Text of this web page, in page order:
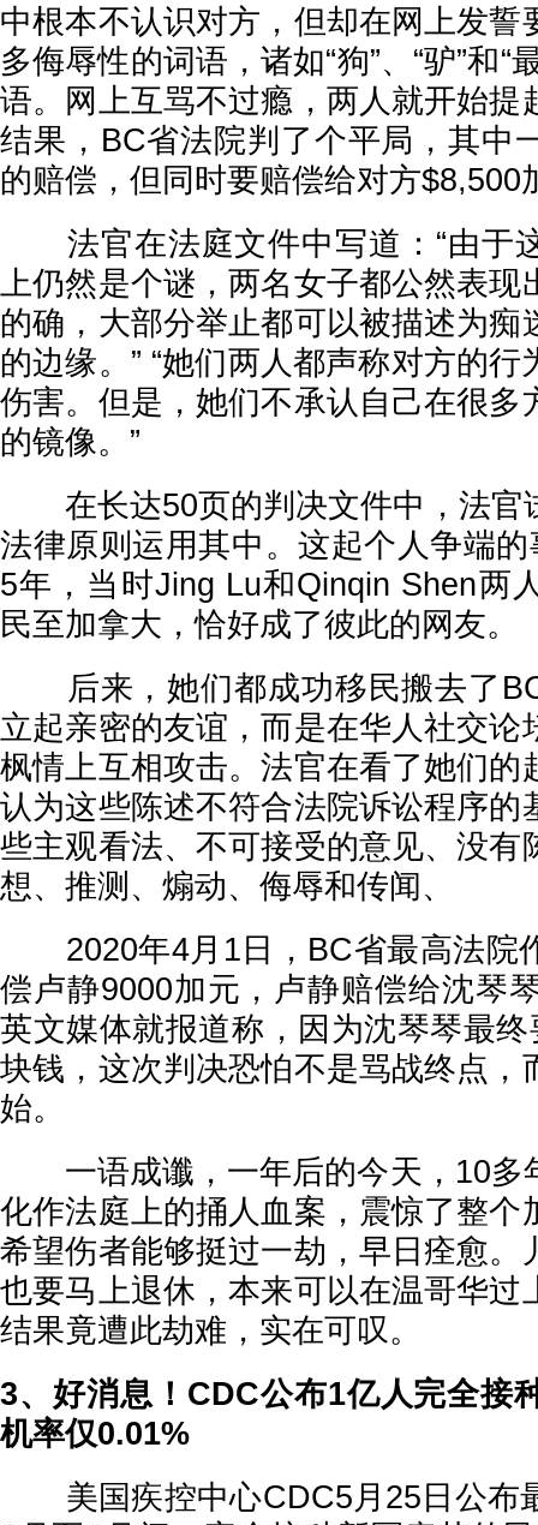
中根本不认识对方，但却在网上发誓
多侮辱性的词语，诸如“狗”、“驴”和“
语。网上互骂不过瘾，两人就开始提
结果，BC省法院判了个平局，其中
的赔偿，但同时要赔偿给对方$8,500
法官在法庭文件中写道：“由于
上仍然是个谜，两名女子都公然表现
的确，大部分举止都可以被描述为痴
的边缘。” “她们两人都声称对方的
伤害。但是，她们不承认自己在很多
的镜像。”
在长达50页的判决文件中，法官
法律原则运用其中。这起个人争端
5年，当时Jing Lu和Qinqin Shen两
民至加拿大，恰好成了彼此的网友。
后来，她们都成功移民搬去了
立起亲密的友谊，而是在华人社交论
枫情上互相攻击。法官在看了她们的
认为这些陈述不符合法院诉讼程序的
些主观看法、不可接受的意见、没有
想、推测、煽动、侮辱和传闻、
2020年4月1日，BC省最高法院
偿卢静9000加元，卢静赔偿给沈琴
英文媒体就报道称，因为沈琴琴最
块钱，这次判决恐怕不是骂战终点，
始。
一语成谶，一年后的今天，10多
化作法庭上的捅人血案，震惊了整个
希望伤者能够挺过一劫，早日痊愈。
也要马上退休，本来可以在温哥华过
结果竟遭此劫难，实在可叹。
3、好消息！CDC公布1亿人完全接
机率仅0.01%
美国疾控中心CDC5月25日公布